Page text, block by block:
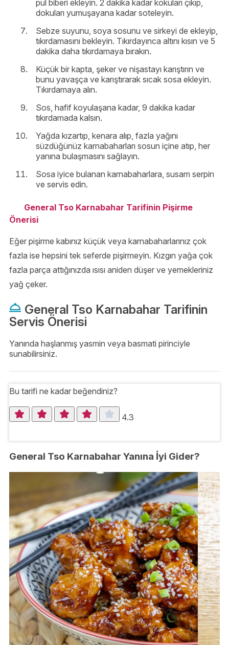
pul biberi ekleyin. 2 dakika kadar kokuları çıkıp,
dokuları yumuşayana kadar soteleyin.
Sebze suyunu, soya sosunu ve sirkeyi de ekleyip,
tıkırdamasını bekleyin. Tıkırdayınca altını kısın ve 5
dakika daha tıkırdamaya bırakın.
Küçük bir kapta, şeker ve nişastayı karıştırın ve
bunu yavaşça ve karıştırarak sıcak sosa ekleyin.
Tıkırdamaya alın.
Sos, hafif koyulaşana kadar, 9 dakika kadar
tıkırdamada kalsın.
Yağda kızartıp, kenara alıp, fazla yağını
süzdüğünüz karnabaharları sosun içine atıp, her
yanına bulaşmasını sağlayın.
Sosa iyice bulanan karnabaharlara, susam serpin
ve servis edin.
General Tso Karnabahar Tarifinin Pişirme
Önerisi
Eğer pişirme kabınız küçük veya karnabaharlarınız çok
fazla ise hepsini tek seferde pişirmeyin. Kızgın yağa çok
fazla parça attığınızda ısısı aniden düşer ve yemekleriniz
yağ çeker.
General Tso Karnabahar Tarifinin
Servis Önerisi
Yanında haşlanmış yasmin veya basmati pirinciyle
sunabilirsiniz.
Bu tarifi ne kadar beğendiniz?
4.3
General Tso Karnabahar Yanına İyi Gider?